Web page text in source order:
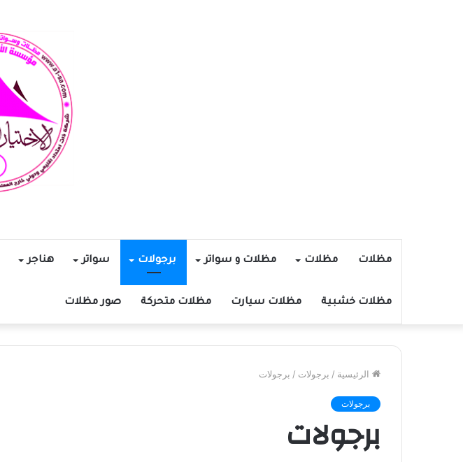
مظلات مظلات مظلات و سواتر برجولات سواتر هناجر
مظلات خشبية مظلات سيارت مظلات متحركة صور مظلات
الرئيسية / برجولات / برجولات
برجولات
برجولات